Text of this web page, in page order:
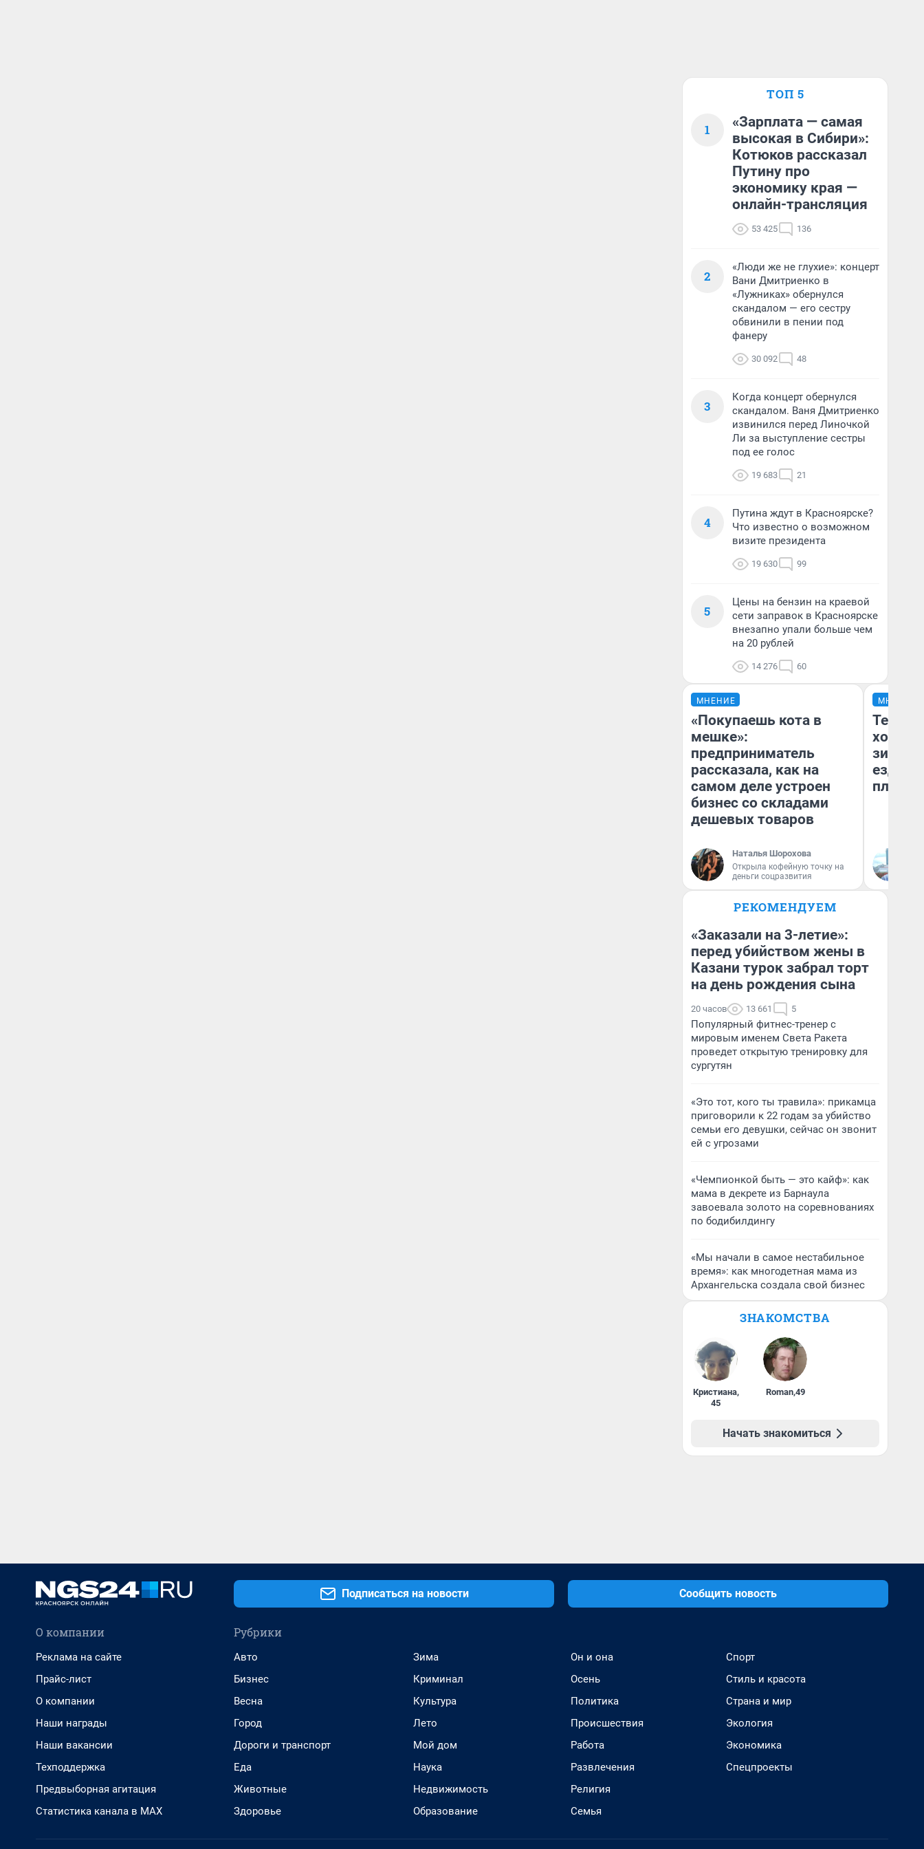
ТОП 5
1
«Зарплата — самая
высокая в Сибири»:
Котюков рассказал
Путину про
экономику края —
онлайн-трансляция
53 425 136
2
«Люди же не глухие»: концерт
Вани Дмитриенко в
«Лужниках» обернулся
скандалом — его сестру
обвинили в пении под
фанеру
30 092 48
3
Когда концерт обернулся
скандалом. Ваня Дмитриенко
извинился перед Линочкой
Ли за выступление сестры
под ее голос
19 683 21
4
Путина ждут в Красноярске?
Что известно о возможном
визите президента
19 630 99
5
Цены на бензин на краевой
сети заправок в Красноярске
внезапно упали больше чем
на 20 рублей
14 276 60
МНЕНИЕ
«Покупаешь кота в
мешке»:
предприниматель
рассказала, как на
самом деле устроен
бизнес со складами
дешевых товаров
Наталья Шорохова
Открыла кофейную точку на
деньги соцразвития
МНЕНИЕ
Тепло
зимой.
ездит
плюсы
РЕКОМЕНДУЕМ
«Заказали на 3-летие»:
перед убийством жены в
Казани турок забрал торт
на день рождения сына
20 часов 13 661 5
Популярный фитнес-тренер с
мировым именем Света Ракета
проведет открытую тренировку для
сургутян
«Это тот, кого ты травила»: прикамца
приговорили к 22 годам за убийство
семьи его девушки, сейчас он звонит
ей с угрозами
«Чемпионкой быть — это кайф»: как
мама в декрете из Барнаула
завоевала золото на соревнованиях
по бодибилдингу
«Мы начали в самое нестабильное
время»: как многодетная мама из
Архангельска создала свой бизнес
ЗНАКОМСТВА
Кристиана,
45
Roman,49
Начать знакомиться
Подписаться на новости Сообщить новость
О компании
Реклама на сайте
Прайс-лист
О компании
Наши награды
Наши вакансии
Техподдержка
Предвыборная агитация
Статистика канала в MAX
Рубрики
Авто
Бизнес
Весна
Город
Дороги и транспорт
Еда
Животные
Здоровье
Зима
Криминал
Культура
Лето
Мой дом
Наука
Недвижимость
Образование
Он и она
Осень
Политика
Происшествия
Работа
Развлечения
Религия
Семья
Спорт
Стиль и красота
Страна и мир
Экология
Экономика
Спецпроекты